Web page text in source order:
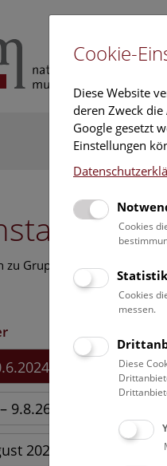
Ausstellung
Gruppen,- Kindergarten-
9.8.26
2026
Cookie-
Diese Website
deren Zweck
Google gesetzt
Einstellungen
Cookies
Cookies
messen.
Diese